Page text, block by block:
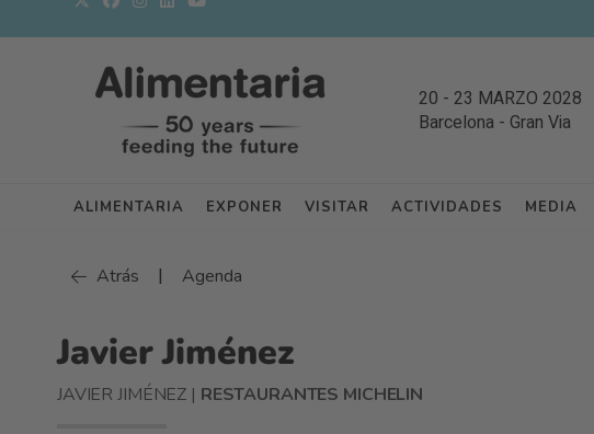
20 - 23 MARZO 2028
Barcelona - Gran Via
ALIMENTARIA EXPONER VISITAR ACTIVIDADES MEDIA
Atrás | Agenda
Javier Jiménez
JAVIER JIMÉNEZ | RESTAURANTES MICHELIN